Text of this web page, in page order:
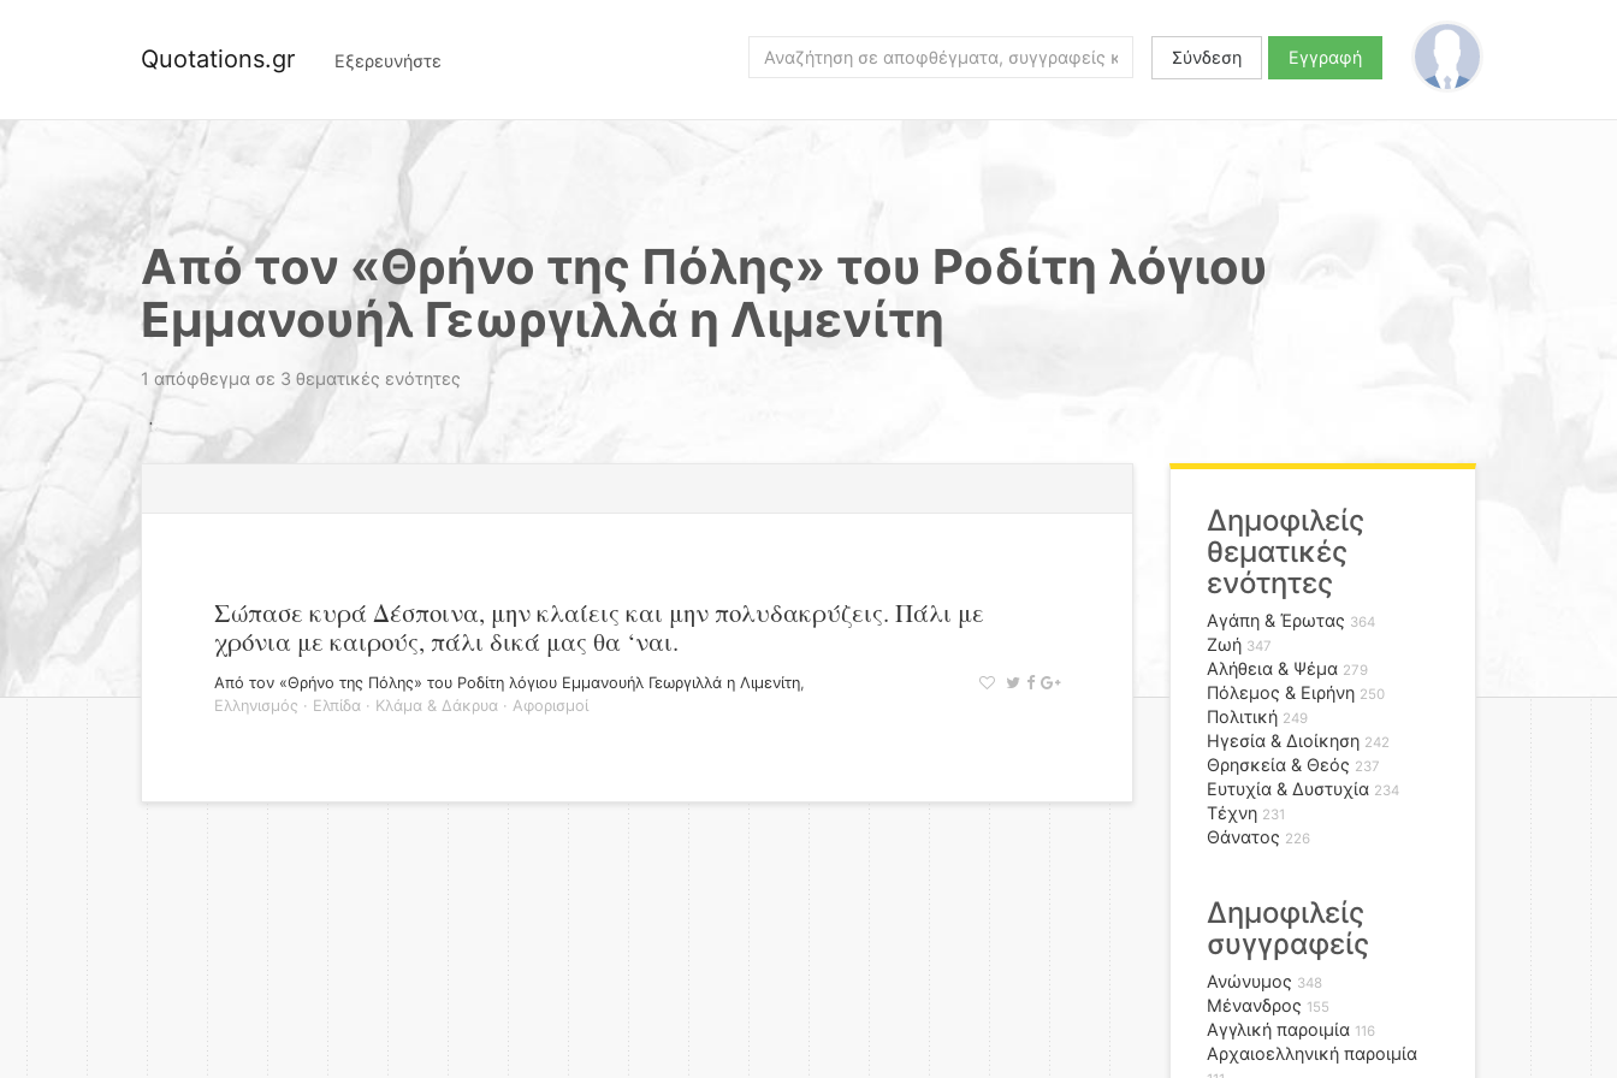
Quotations.gr Εξερευνήστε Σύνδεση Εγγραφή
Από τον «Θρήνο της Πόλης» του Ροδίτη λόγιου
Εμμανουήλ Γεωργιλλά η Λιμενίτη
1 απόφθεγμα σε 3 θεματικές ενότητες
Σώπασε κυρά Δέσποινα, μην κλαίεις και μην πολυδακρύζεις. Πάλι με
χρόνια με καιρούς, πάλι δικά μας θα ‘ναι.
Από τον «Θρήνο της Πόλης» του Ροδίτη λόγιου Εμμανουήλ Γεωργιλλά η Λιμενίτη,
Ελληνισμός · Ελπίδα · Κλάμα & Δάκρυα · Αφορισμοί
Δημοφιλείς
θεματικές
ενότητες
Αγάπη & Έρωτας 364
Ζωή 347
Αλήθεια & Ψέμα 279
Πόλεμος & Ειρήνη 250
Πολιτική 249
Ηγεσία & Διοίκηση 242
Θρησκεία & Θεός 237
Ευτυχία & Δυστυχία 234
Τέχνη 231
Θάνατος 226
Δημοφιλείς
συγγραφείς
Ανώνυμος 348
Μένανδρος 155
Αγγλική παροιμία 116
Αρχαιοελληνική παροιμία